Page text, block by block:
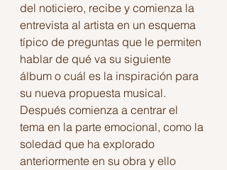
del noticiero, recibe y comienza la
entrevista al artista en un esquema
típico de preguntas que le permiten
hablar de qué va su siguiente
álbum o cuál es la inspiración para
su nueva propuesta musical.
Después comienza a centrar el
tema en la parte emocional, como la
soledad que ha explorado
anteriormente en su obra y ello